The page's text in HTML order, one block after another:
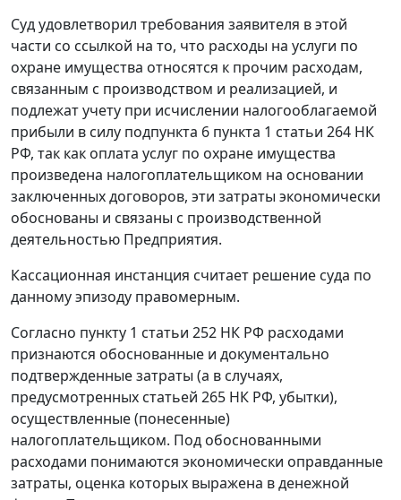
Суд удовлетворил требования заявителя в этой
части со ссылкой на то, что расходы на услуги по
охране имущества относятся к прочим расходам,
связанным с производством и реализацией, и
подлежат учету при исчислении налогооблагаемой
прибыли в силу подпункта 6 пункта 1 статьи 264 НК
РФ, так как оплата услуг по охране имущества
произведена налогоплательщиком на основании
заключенных договоров, эти затраты экономически
обоснованы и связаны с производственной
деятельностью Предприятия.
Кассационная инстанция считает решение суда по
данному эпизоду правомерным.
Согласно пункту 1 статьи 252 НК РФ расходами
признаются обоснованные и документально
подтвержденные затраты (а в случаях,
предусмотренных статьей 265 НК РФ, убытки),
осуществленные (понесенные)
налогоплательщиком. Под обоснованными
расходами понимаются экономически оправданные
затраты, оценка которых выражена в денежной